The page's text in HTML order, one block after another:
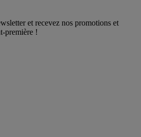
et recevez nos promotions et
première !